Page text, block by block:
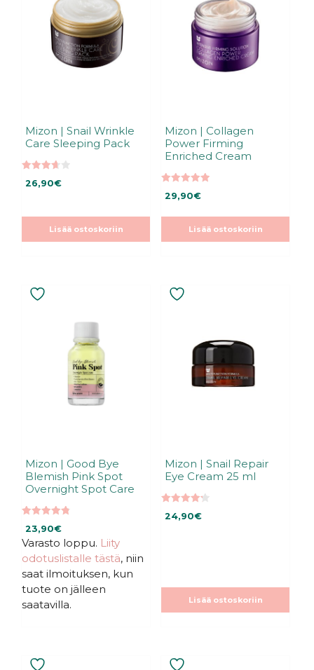
Mizon | Snail Wrinkle
Care Sleeping Pack
5:stä
26,90€
Lisää ostoskoriin
Mizon | Collagen
Power Firming
Enriched Cream
5:stä
29,90€
Lisää ostoskoriin
Mizon | Good Bye
Blemish Pink Spot
Overnight Spot Care
5:stä
23,90€
Varasto loppu. Liity
odotuslistalle tästä, niin
saat ilmoituksen, kun
tuote on jälleen
saatavilla.
Mizon | Snail Repair
Eye Cream 25 ml
5:stä
24,90€
Lisää ostoskoriin